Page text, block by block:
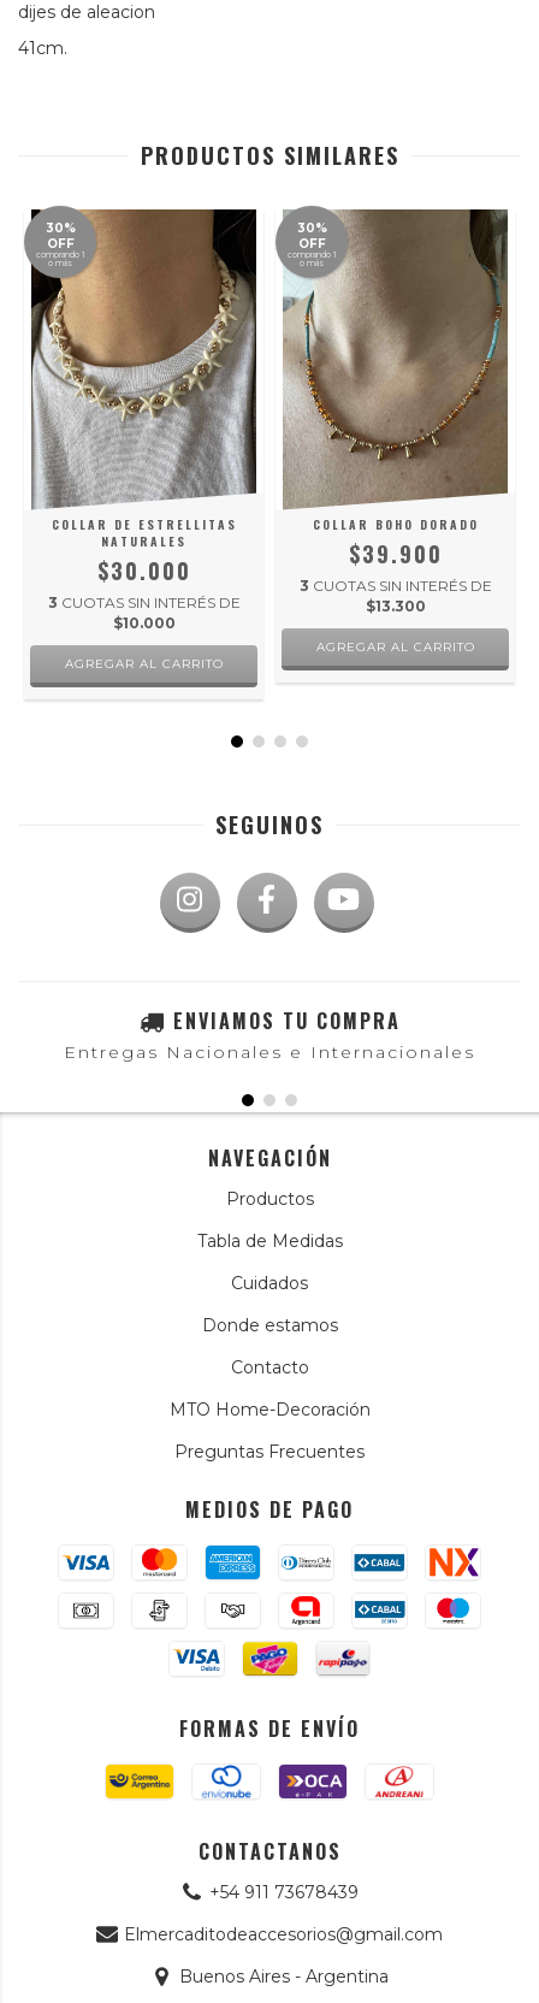
dijes de aleacion
41cm.
PRODUCTOS SIMILARES
30%
OFF
comprando 1
o más
COLLAR DE ESTRELLITAS
NATURALES
$30.000
3 CUOTAS SIN INTERÉS DE
$10.000
30%
OFF
comprando 1
o más
COLLAR BOHO DORADO
$39.900
3 CUOTAS SIN INTERÉS DE
$13.300
SEGUINOS
ENVIAMOS TU COMPRA
Entregas Nacionales e Internacionales
NAVEGACIÓN
Productos
Tabla de Medidas
Cuidados
Donde estamos
Contacto
MTO Home-Decoración
Preguntas Frecuentes
MEDIOS DE PAGO
FORMAS DE ENVÍO
CONTACTANOS
+54 911 73678439
Elmercaditodeaccesorios@gmail.com
Buenos Aires - Argentina